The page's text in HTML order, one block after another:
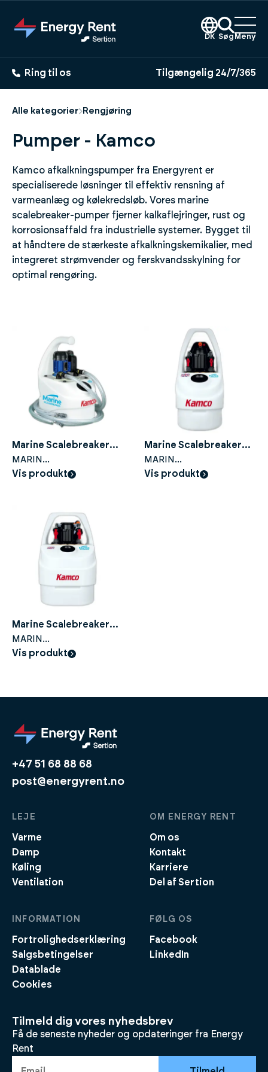
hovedindhold
DK Søg Meny
Ring til os Tilgængelig 24/7/365
Alle kategorier Rengjøring
Pumper - Kamco
Kamco afkalkningspumper fra Energyrent er
specialiserede løsninger til effektiv rensning af
varmeanlæg og kølekredsløb. Vores marine
scalebreaker-pumper fjerner kalkaflejringer, rust og
korrosionsaffald fra industrielle systemer. Bygget til
at håndtere de stærkeste afkalkningskemikalier, med
integreret strømvender og ferskvandsskylning for
optimal rengøring.
Marine Scalebreaker
C20
MARIN
AVKALKINGSPUMPE
Vis produkt
Marine Scalebreaker
C90 FWF
MARIN
AVKALKINGSPUMPE
Vis produkt
Marine Scalebreaker
C210 FWF
MARIN
AVKALKINGSPUMPE
Vis produkt
+47 51 68 88 68
post@energyrent.no
LEJE
Varme
Damp
Køling
Ventilation
OM ENERGY RENT
Om os
Kontakt
Karriere
Del af Sertion
INFORMATION
Fortrolighedserklæring
Salgsbetingelser
Datablade
Cookies
FØLG OS
Facebook
LinkedIn
Tilmeld dig vores nyhedsbrev
Få de seneste nyheder og opdateringer fra Energy
Rent